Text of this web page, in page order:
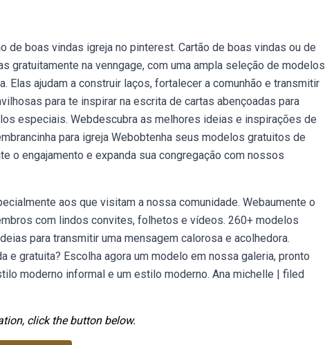
boas vindas igreja no pinterest. Cartão de boas vindas ou de
gratuitamente na venngage, com uma ampla seleção de modelos
ajudam a construir laços, fortalecer a comunhão e transmitir
para te inspirar na escrita de cartas abençoadas para
especiais. Webdescubra as melhores ideias e inspirações de
para igreja Webobtenha seus modelos gratuitos de
o engajamento e expanda sua congregação com nossos
aos que visitam a nossa comunidade. Webaumente o
com lindos convites, folhetos e vídeos. 260+ modelos
para transmitir uma mensagem calorosa e acolhedora.
e gratuita? Escolha agora um modelo em nossa galeria, pronto
moderno informal e um estilo moderno. Ana michelle | filed
click the button below.